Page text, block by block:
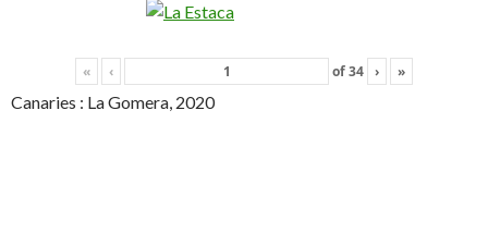
« ‹ of34 › »
Canaries : La Gomera, 2020